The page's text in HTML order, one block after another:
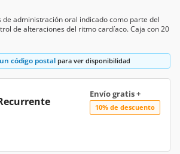
de administración oral indicado como parte del
de alteraciones del ritmo cardíaco. Caja con 20
código postal para ver disponibilidad
Envío gratis +
10% de descuento